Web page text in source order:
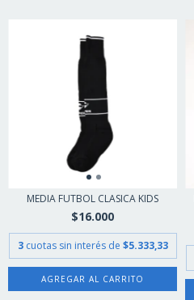
MEDIA FUTBOL CLASICA KIDS
$16.000
3 cuotas sin interés de $5.333,33
AGREGAR AL CARRITO